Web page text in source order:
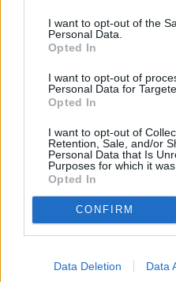
I want to opt-out of the
Personal Data.
Opted In
I want to opt-out of
Personal Data for
Opted In
I want to opt-out of
Retention, Sale, and/or
Personal Data that Is
Purposes for which it was
Opted In
CONFIRM
Data Deletion Data
diverso ruoli sia come dirigente
ruolo ricordo un episodio che mi
una sentita partita di
falli in sequenza, io
calma olimpica fece alzare un
riscaldamento effettuò il cambio.
di sport che ha lasciato un